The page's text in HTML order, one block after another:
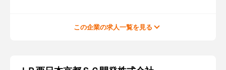
この企業の求人一覧を見る